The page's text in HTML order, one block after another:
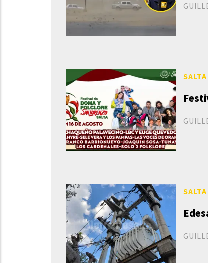
SALTA
SALTA